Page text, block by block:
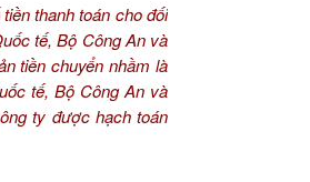
thanh toán cho đối
tế, Bộ Công An và
tiền chuyển nhầm là
tế, Bộ Công An và
ty được hạch toán